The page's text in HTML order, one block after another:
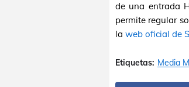
de una entrada
permite regular
la web oficial de
Etiquetas: Media